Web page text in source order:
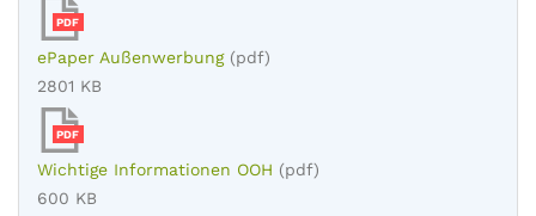
PDF
ePaper Außenwerbung (pdf)
2801 KB
PDF
Wichtige Informationen OOH (pdf)
600 KB